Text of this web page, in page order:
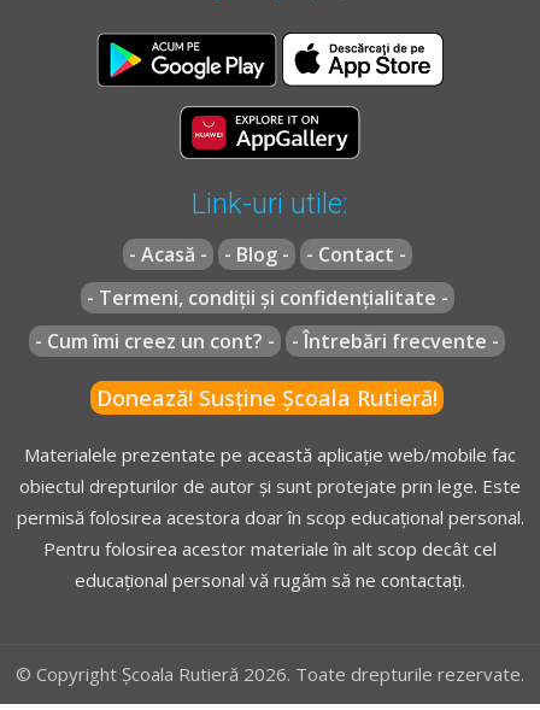
Link-uri utile:
- Acasă - - Blog -
- Contact -
- Termeni, condiții și confidențialitate -
- Cum îmi creez un cont? -
- Întrebări frecvente -
Donează! Susține Școala Rutieră!
Materialele prezentate pe această aplicație web/mobile fac
obiectul drepturilor de autor și sunt protejate prin lege. Este
permisă folosirea acestora doar în scop educațional personal.
Pentru folosirea acestor materiale în alt scop decât cel
educațional personal vă rugăm să ne contactați.
© Copyright Școala Rutieră 2026. Toate drepturile rezervate.